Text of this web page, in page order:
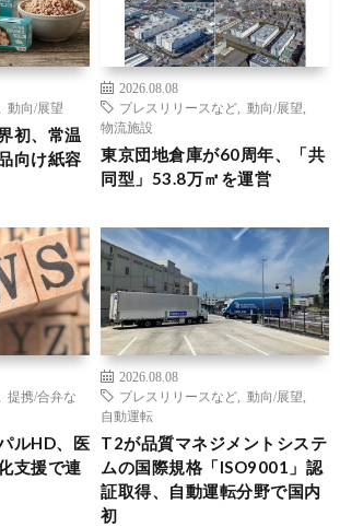
動向/展望
初、常温
向け紙容
2026.08.08
プレスリリースなど
動向/展望
物流施設
東京団地倉庫が60周年、「共
同型」53.8万㎡を運営
提携/合弁な
ルHD、医
支援で連
2026.08.08
プレスリリースなど
動向/展望
自動運転
T2が品質マネジメントシステ
ムの国際規格「ISO9001」認
証取得、自動運転分野で国内
初